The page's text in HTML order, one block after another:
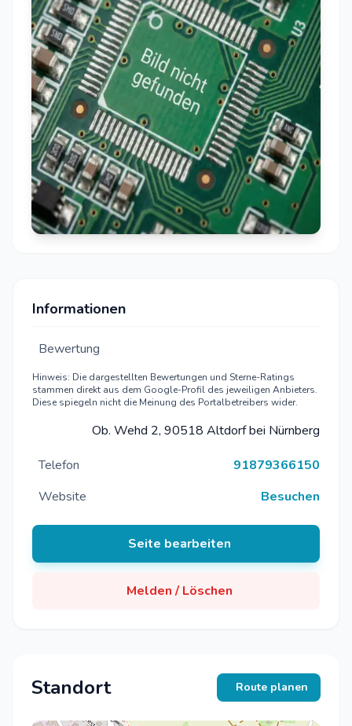
Informationen
Bewertung
Hinweis: Die dargestellten Bewertungen und Sterne-Ratings
stammen direkt aus dem Google-Profil des jeweiligen Anbieters.
Diese spiegeln nicht die Meinung des Portalbetreibers wider.
Ob. Wehd 2, 90518 Altdorf bei Nürnberg
Telefon
91879366150
Website
Besuchen
Seite bearbeiten
Melden / Löschen
Standort Route planen